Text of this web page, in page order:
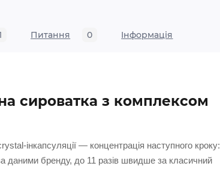
Питання 0 Iнформація
сироватка з комплексом
інкапсуляції — концентрація наступного кроку:
даними бренду, до 11 разів швидше за класичний